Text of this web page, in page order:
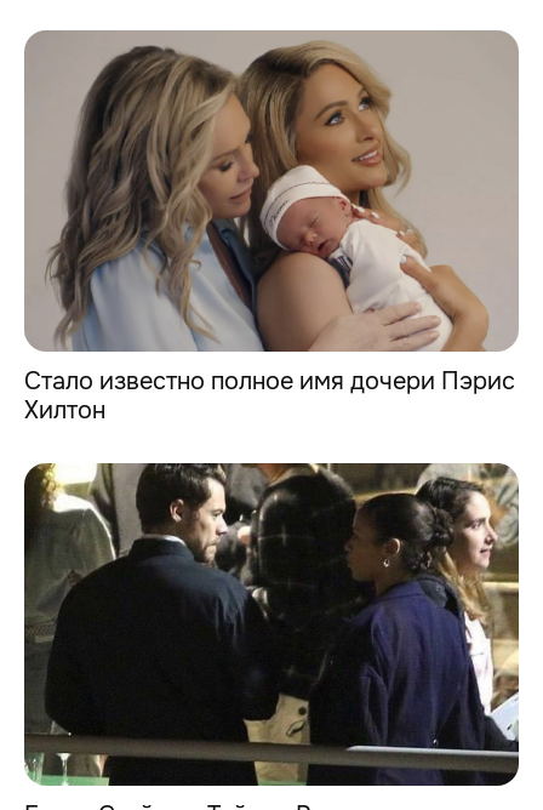
Стало известно полное имя дочери Пэрис
Хилтон